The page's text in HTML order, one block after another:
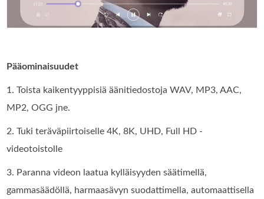
Pääominaisuudet
1. Toista kaikentyyppisiä äänitiedostoja WAV, MP3, AAC,
MP2, OGG jne.
2. Tuki teräväpiirtoiselle 4K, 8K, UHD, Full HD -
videotoistolle
3. Paranna videon laatua kylläisyyden säätimellä,
gammasäädöllä, harmaasävyn suodattimella, automaattisella